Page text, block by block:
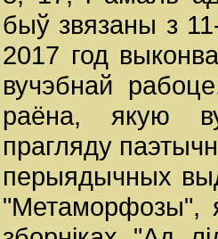
быў звязаны з
2017 год
вучэбнай
раёна, якую
прагляду
перыядычных
"Метаморфозы",